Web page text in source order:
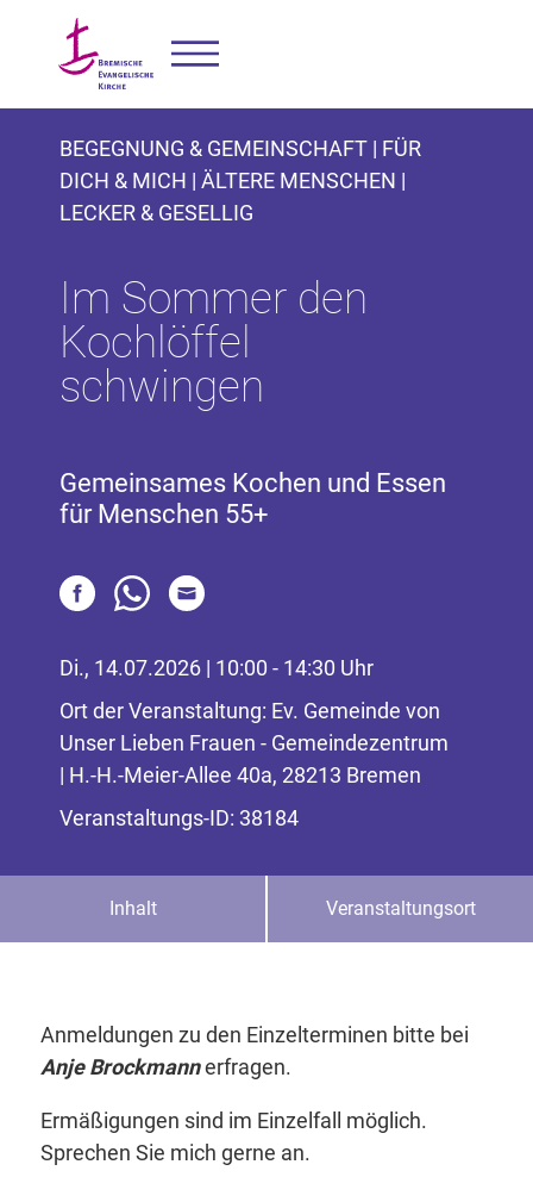
BEGEGNUNG & GEMEINSCHAFT | FÜR
DICH & MICH | ÄLTERE MENSCHEN |
LECKER & GESELLIG
Im Sommer den
Kochlöffel
schwingen
Gemeinsames Kochen und Essen
für Menschen 55+
Di., 14.07.2026 | 10:00 - 14:30 Uhr
Ort der Veranstaltung: Ev. Gemeinde von
Unser Lieben Frauen - Gemeindezentrum
| H.-H.-Meier-Allee 40a, 28213 Bremen
Veranstaltungs-ID: 38184
Inhalt Veranstaltungsort
Anmeldungen zu den Einzelterminen bitte bei
Anje Brockmannerfragen.
Ermäßigungen sind im Einzelfall möglich.
Sprechen Sie mich gerne an.